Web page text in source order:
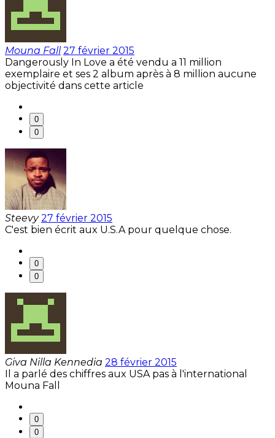
Mouna Fall 27 février 2015
Dangerously In Love a été vendu a 11 million
exemplaire et ses 2 album après à 8 million aucune
objectivité dans cette article
0
0
Steevy 27 février 2015
C'est bien écrit aux U.S.A pour quelque chose.
0
0
Giva Nilla Kennedia 28 février 2015
Il a parlé des chiffres aux USA pas à l'international
Mouna Fall
0
0